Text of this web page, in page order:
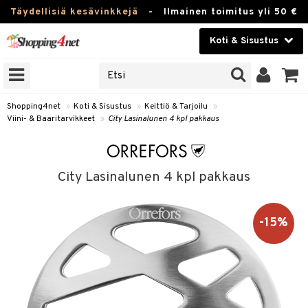
Täydellisiä kesävinkkejä - Ilmainen toimitus yli 50 €
Koti & Sisustus
Kauneudenhoito
Piilolinssit
Lelut, Lapsi & Vauva
Tuotemerkkejä
Kampanjat
Shopping4net » Koti & Sisustus » Keittiö & Tarjoilu
»
Viini- & Baaritarvikkeet » City Lasinalunen 4 kpl pakkaus
City Lasinalunen 4 kpl pakkaus
-15%
Tee & Espresso
Mukit